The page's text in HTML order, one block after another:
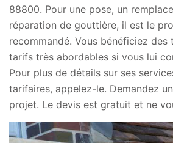
88800. Pour une pose, un
réparation de gouttière, il est le
recommandé. Vous bénéficiez des
tarifs très abordables si vous lui
Pour plus de détails sur ses
tarifaires, appelez-le. Demandez
projet. Le devis est gratuit et ne